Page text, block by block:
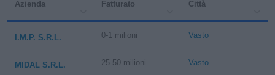
Azienda Fatturato Città
I.M.P. S.R.L. 0-1 milioni Vasto
MIDAL S.R.L. 25-50 milioni Vasto